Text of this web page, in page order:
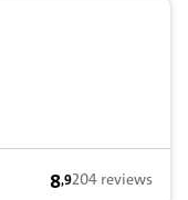
8,9 op basis van
8,9204 reviews